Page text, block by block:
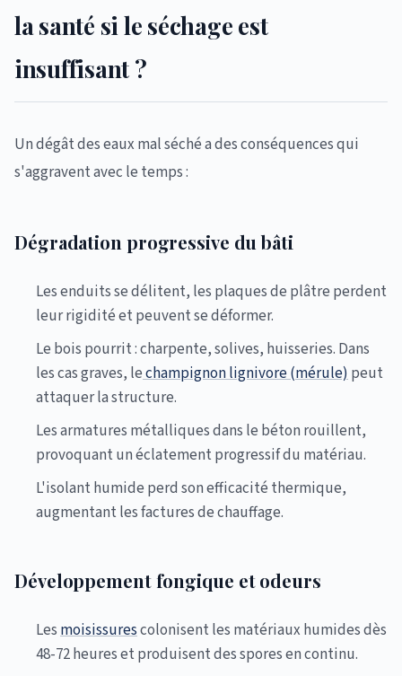
la santé si le séchage est
insuffisant ?
Un dégât des eaux mal séché a des conséquences qui
s'aggravent avec le temps :
Dégradation progressive du bâti
Les enduits se délitent, les plaques de plâtre perdent
leur rigidité et peuvent se déformer.
Le bois pourrit : charpente, solives, huisseries. Dans
les cas graves, lechampignon lignivore (mérule)peut
attaquer la structure.
Les armatures métalliques dans le béton rouillent,
provoquant un éclatement progressif du matériau.
L'isolant humide perd son efficacité thermique,
augmentant les factures de chauffage.
Développement fongique et odeurs
Lesmoisissurescolonisent les matériaux humides dès
48-72 heures et produisent des spores en continu.